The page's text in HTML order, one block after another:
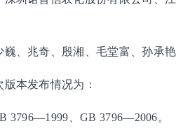
、兆奇、殷湘、毛堂富、孙承
本发布情况为：
、GB 3796—2006。